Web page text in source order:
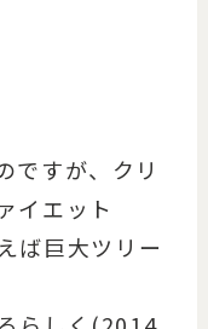
ですが、クリ
イエット
巨大ツリー